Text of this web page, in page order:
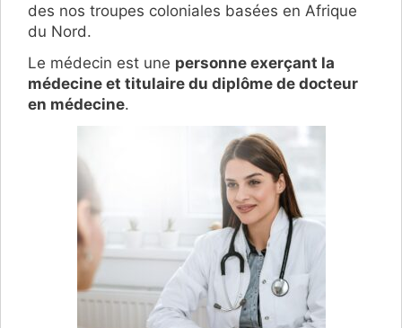
des nos troupes coloniales basées en Afrique
du Nord.
Le médecin est une personne exerçant la
médecine et titulaire du diplôme de docteur
en médecine.